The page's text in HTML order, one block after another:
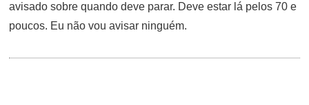
avisado sobre quando deve parar. Deve estar lá pelos 70 e
poucos. Eu não vou avisar ninguém.